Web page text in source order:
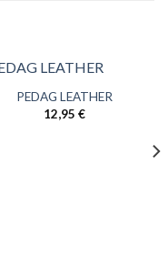
PEDAG LEATHER
12,95 €